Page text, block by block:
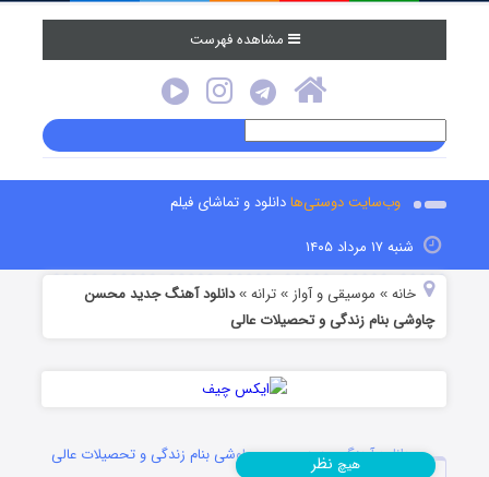
مشاهده فهرست
وب‌سایت دوستی‌هادانلود و تماشای فیلم
شنبه ۱۷ مرداد ۱۴۰۵
خانه » موسیقی و آواز »ترانه »دانلود آهنگ جدید محسن
چاوشی بنام زندگی و تحصیلات عالی
دانلود آهنگ جدید محسن چاوشی بنام زندگی و تحصیلات عالی
هیچ نظر